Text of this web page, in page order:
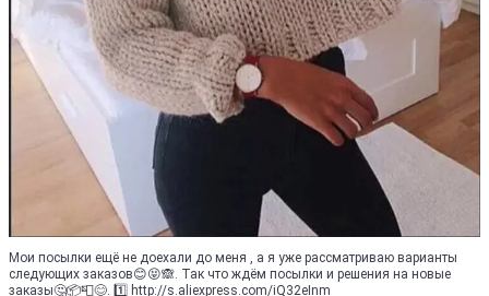
Мои посылки ещё не доехали до меня , а я уже рассматриваю варианты
следующих заказов😊😝🙈. Так что ждём посылки и решения на новые
заказы🤔📦📮😊. 1️⃣ http://s.aliexpress.com/iQ32eInm